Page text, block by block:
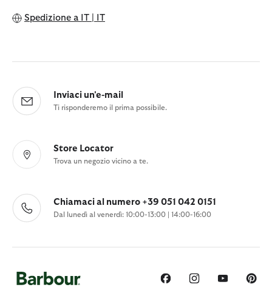
Spedizione a IT | IT
Inviaci un'e-mail
Ti risponderemo il prima possibile.
Store Locator
Trova un negozio vicino a te.
Chiamaci al numero +39 051 042 0151
Dal lunedì al venerdì: 10:00-13:00 | 14:00-16:00